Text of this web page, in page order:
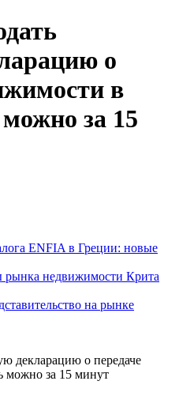
о
в
за 15
ENFIA в Греции: новые
рынка недвижимости Крита
на рынке